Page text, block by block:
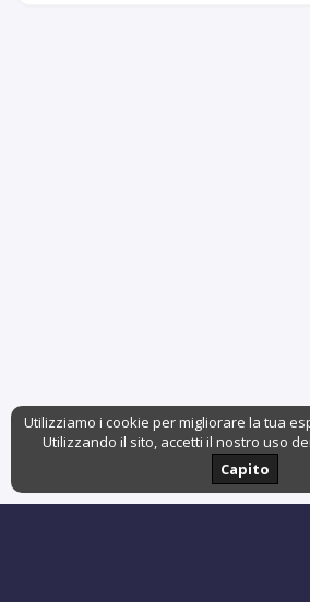
Utilizziamo i cookie per migliorare la tua
Utilizzando il sito, accetti il nostro uso
Capito